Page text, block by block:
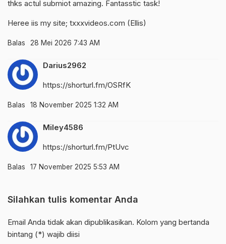
thks actul submiot amazing. Fantasstic task!
Heree iis my site; txxxvideos.com (Ellis)
Balas 28 Mei 2026 7:43 AM
Darius2962
https://shorturl.fm/OSRfK
Balas 18 November 2025 1:32 AM
Miley4586
https://shorturl.fm/PtUvc
Balas 17 November 2025 5:53 AM
Silahkan tulis komentar Anda
Email Anda tidak akan dipublikasikan. Kolom yang bertanda
bintang (*) wajib diisi